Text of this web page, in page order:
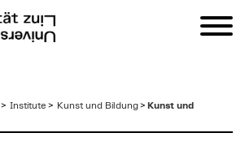
> Institute > Kunst und Bildung> Kunst und